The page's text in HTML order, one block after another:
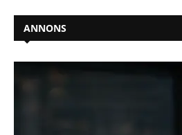
ANNONS